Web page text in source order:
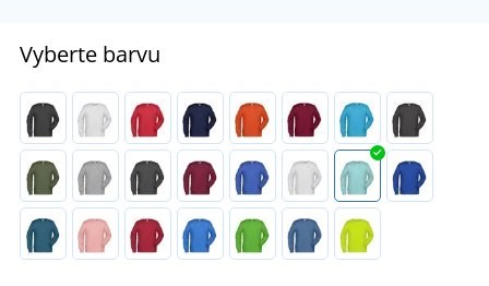
Vyberte barvu